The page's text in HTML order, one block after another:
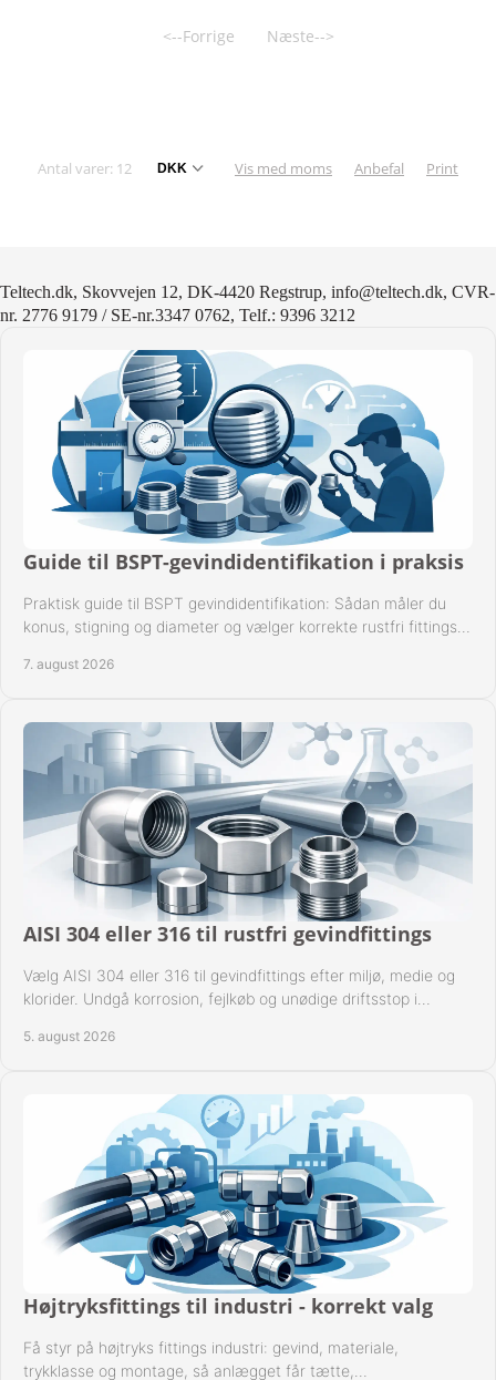
<--Forrige Næste-->
Antal varer: 12 Vis med moms Anbefal Print
Teltech.dk, Skovvejen 12, DK-4420 Regstrup, info@teltech.dk, CVR-
nr. 2776 9179 / SE-nr.3347 0762, Telf.: 9396 3212
Guide til BSPT-gevindidentifikation i praksis
Praktisk guide til BSPT gevindidentifikation: Sådan måler du
konus, stigning og diameter og vælger korrekte rustfri fittings
7. august 2026
AISI 304 eller 316 til rustfri gevindfittings
Vælg AISI 304 eller 316 til gevindfittings efter miljø, medie og
klorider. Undgå korrosion, fejlkøb og unødige driftsstop i
5. august 2026
Højtryksfittings til industri - korrekt valg
Få styr på højtryks fittings industri: gevind, materiale,
trykklasse og montage, så anlægget får tætte,